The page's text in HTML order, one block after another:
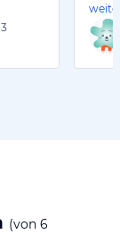
(von 6